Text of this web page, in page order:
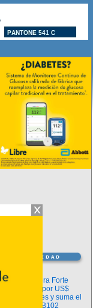
Información
argenx compra Forte
Biosciences por US$
2.200 millones y suma el
anticuerpo FB102